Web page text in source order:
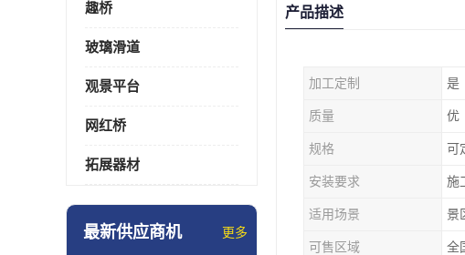
趣桥
玻璃滑道
观景平台
网红桥
拓展器材
最新供应商机 更多
产品描述
加工定制 是
质量 优
规格 可
安装要求 施
适用场景 景
可售区域 全